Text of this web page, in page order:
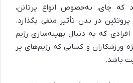
که چای، به‌خصوص انواع پرتانن،
در بدن تأثیر منفی بگذارد.
که به دنبال بهینه‌سازی رژیم
ورزشکاران و کسانی که رژیم‌های پر
باشد.